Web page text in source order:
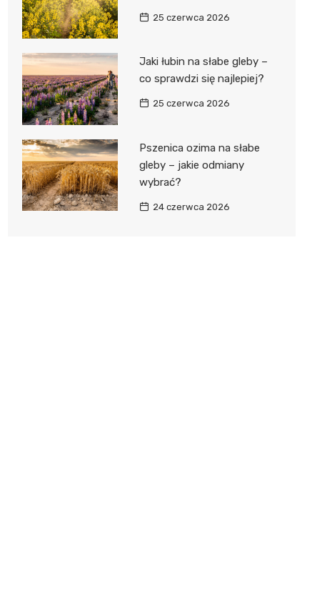
25 czerwca 2026
Jaki łubin na słabe gleby –
co sprawdzi się najlepiej?
25 czerwca 2026
Pszenica ozima na słabe
gleby – jakie odmiany
wybrać?
24 czerwca 2026